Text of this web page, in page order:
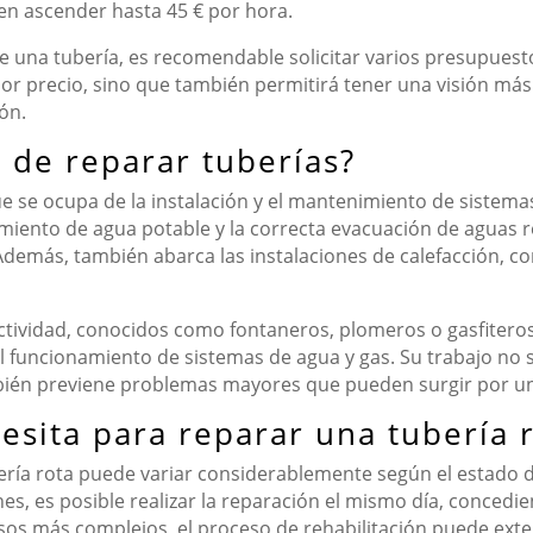
ascender hasta 45 € por hora.
una tubería, es recomendable solicitar varios
precio, sino que también permitirá tener una visión
de reparar tuberías?
se ocupa de la instalación y el mantenimiento de
de agua potable y la correcta evacuación de aguas
también abarca las instalaciones de calefacción,
conocidos como fontaneros, plomeros o
de sistemas de agua y gas. Su trabajo
previene problemas mayores que pueden surgir por
para reparar una tubería
rota puede variar considerablemente según el estado
es posible realizar la reparación el mismo día,